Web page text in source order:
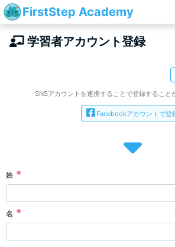
FirstStep Academy
学習者アカウント登録
SNSアカウントを連携することで登録すること
Facebookアカウントで登
姓
名